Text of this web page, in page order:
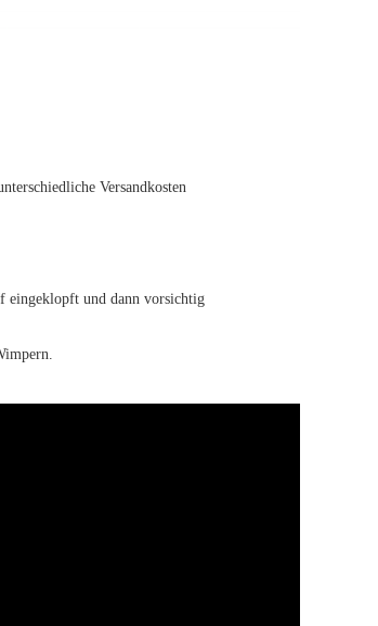
Versandkosten
eingeklopft und dann vorsichtig